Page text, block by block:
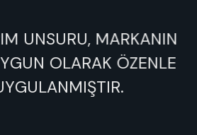
UNSURU, MARKANIN
OLARAK ÖZENLE